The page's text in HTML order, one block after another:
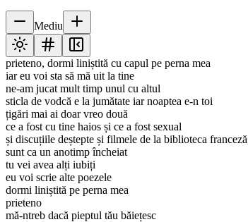
Mediu
prieteno, dormi liniștită cu capul pe perna mea
iar eu voi sta să mă uit la tine
ne-am jucat mult timp unul cu altul
sticla de vodcă e la jumătate iar noaptea e-n toi
țigări mai ai doar vreo două
ce a fost cu tine haios și ce a fost sexual
și discuțiile deștepte și filmele de la biblioteca franceză
sunt ca un anotimp încheiat
tu vei avea alți iubiți
eu voi scrie alte poezele
dormi liniștită pe perna mea
prieteno
mă-ntreb dacă pieptul tău băiețesc